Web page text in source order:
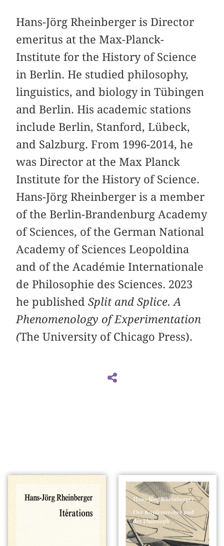
Hans-Jörg Rheinberger is Director
emeritus at the Max-Planck-
Institute for the History of Science
in Berlin. He studied philosophy,
linguistics, and biology in Tübingen
and Berlin. His academic stations
include Berlin, Stanford, Lübeck,
and Salzburg. From 1996-2014, he
was Director at the Max Planck
Institute for the History of Science.
Hans-Jörg Rheinberger is a member
of the Berlin-Brandenburg Academy
of Sciences, of the German National
Academy of Sciences Leopoldina
and of the Académie Internationale
de Philosophie des Sciences. 2023
he publishedSplit and Splice. A
Phenomenology of Experimentation
(The University of Chicago Press).